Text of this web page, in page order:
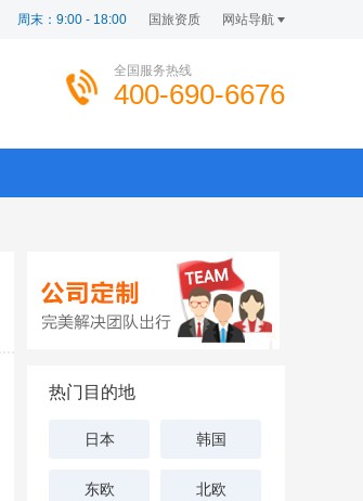
网站导航
国旅资质
周末：9:00 - 18:00
全国服务热线
400-690-6676
热门目的地
日本 韩国
东欧 北欧